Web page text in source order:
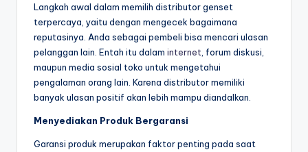
Langkah awal dalam memilih distributor genset
terpercaya, yaitu dengan mengecek bagaimana
reputasinya. Anda sebagai pembeli bisa mencari ulasan
pelanggan lain. Entah itu dalam internet , forum diskusi,
maupun media sosial toko untuk mengetahui
pengalaman orang lain. Karena distributor memiliki
banyak ulasan positif akan lebih mampu diandalkan.
Menyediakan Produk Bergaransi
Garansi produk merupakan faktor penting pada saat